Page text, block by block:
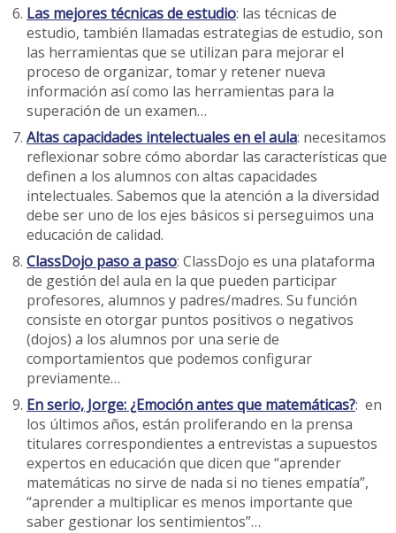
Las mejores técnicas de estudio: las técnicas de
estudio, también llamadas estrategias de estudio, son
las herramientas que se utilizan para mejorar el
proceso de organizar, tomar y retener nueva
información así como las herramientas para la
superación de un examen…
Altas capacidades intelectuales en el aula: necesitamos
reflexionar sobre cómo abordar las características que
definen a los alumnos con altas capacidades
intelectuales. Sabemos que la atención a la diversidad
debe ser uno de los ejes básicos si perseguimos una
educación de calidad.
ClassDojo paso a paso: ClassDojo es una plataforma
de gestión del aula en la que pueden participar
profesores, alumnos y padres/madres. Su función
consiste en otorgar puntos positivos o negativos
(dojos) a los alumnos por una serie de
comportamientos que podemos configurar
previamente…
En serio, Jorge: ¿Emoción antes que matemáticas?: en
los últimos años, están proliferando en la prensa
titulares correspondientes a entrevistas a supuestos
expertos en educación que dicen que “aprender
matemáticas no sirve de nada si no tienes empatía”,
“aprender a multiplicar es menos importante que
saber gestionar los sentimientos”…